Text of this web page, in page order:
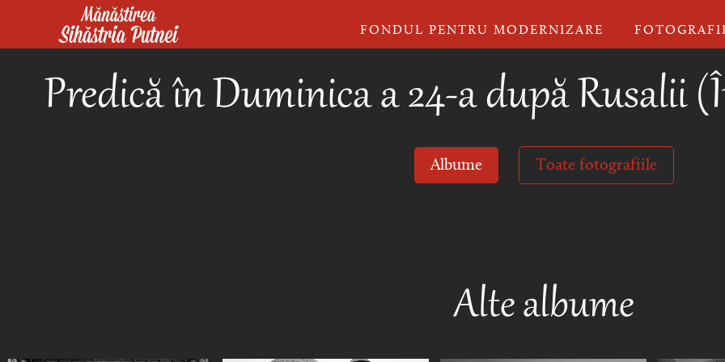
Mergi la conţinutul principal
FONDUL PENTRU MODERNIZARE FOTOGRAFII
Predică în Duminica a 24-a după Rusalii
Albume Toate fotografiile
Alte albume